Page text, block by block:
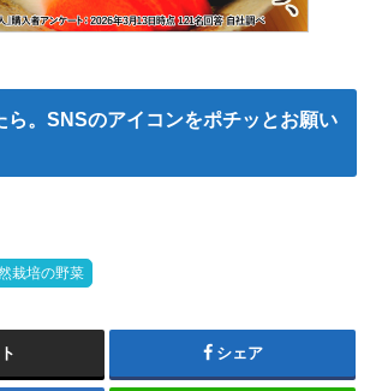
ら。SNSのアイコンをポチッとお願い
栽培の野菜
シェア